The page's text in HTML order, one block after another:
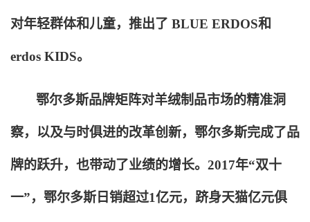
对年轻群体和儿童，推出了 BLUE ERDOS和
erdos KIDS。
鄂尔多斯品牌矩阵对羊绒制品市场的精准洞
察，以及与时俱进的改革创新，鄂尔多斯完成了品
牌的跃升，也带动了业绩的增长。2017年“双十
一”，鄂尔多斯日销超过1亿元，跻身天猫亿元俱